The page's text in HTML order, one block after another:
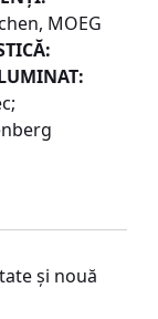
MOEG
şi nouă